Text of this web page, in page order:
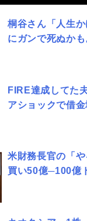
桐谷さん「人生
にガンで死ぬか
FIRE達成してた
アショックで借
米財務長官の「
買い50億─100